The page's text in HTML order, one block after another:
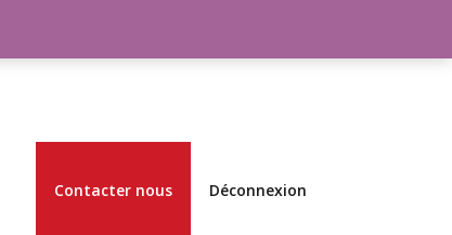
Contacter nous Déconnexion